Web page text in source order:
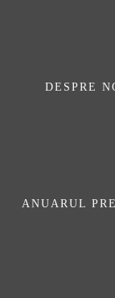
DESPRE
ANUARUL